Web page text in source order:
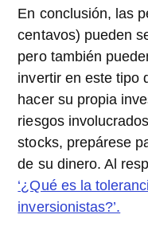
En conclusión, las
centavos) pueden
pero también
invertir en este tipo
hacer su propia
riesgos
stocks, prepárese
de su dinero. Al
‘¿Qué es la
inversionistas?’.